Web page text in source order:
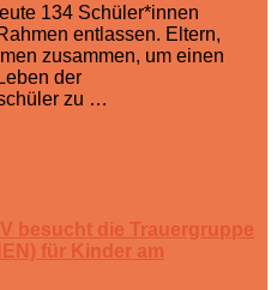
134 Schüler*innen
entlassen. Eltern,
zusammen, um einen
der
zu …
besucht die Trauergruppe
für Kinder am